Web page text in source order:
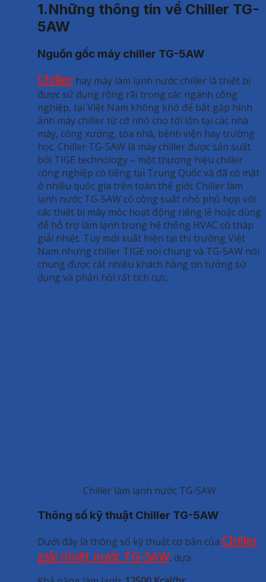
1.Những thông tin về Chiller TG-
5AW
Nguồn gốc máy chiller TG-5AW
Chiller hay máy làm lạnh nước chiller là thiết bị
được sử dụng rộng rãi trong các ngành công
nghiệp, tại Việt Nam không khó để bắt gặp hình
ảnh máy chiller từ cỡ nhỏ cho tới lớn tại các nhà
máy, công xưởng, tòa nhà, bệnh viện hay trường
học. Chiller TG-5AW là máy chiller được sản suất
bởi TIGE technology – một thương hiệu chiller
công nghiệp có tiếng tại Trung Quốc và đã có mặt
ở nhiều quốc gia trên toàn thế giới. Chiller làm
lạnh nước TG-5AW có công suất nhỏ phủ hợp với
các thiết bị máy móc hoạt động riêng lẻ hoặc dùng
để hỗ trợ làm lạnh trong hệ thống HVAC có tháp
giải nhiệt. Tuy mới xuất hiện tại thị trường Việt
Nam nhưng chiller TIGE nói chung và TG-5AW nói
chung được rất nhiều khách hàng tin tưởng sử
dụng và phản hồi rất tích cực.
Chiller làm lạnh nước TG-5AW
Thông số kỹ thuật Chiller TG-5AW
Dưới đây là thông số kỹ thuật cơ bản của Chiller
giải nhiệt nước TG-5AW, dựa